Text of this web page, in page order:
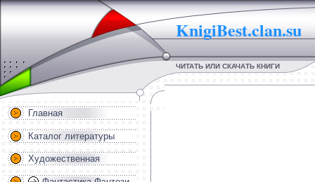
KnigiBest.clan.su
ЧИТАТЬ ИЛИ СКАЧАТЬ КНИГИ
Главная
Каталог литературы
Художественная